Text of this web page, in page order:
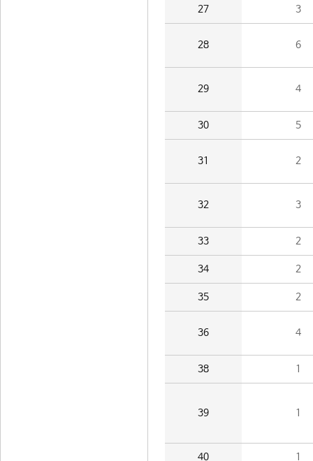
27 3
28 6
29 4
30 5
31 2
32 3
33 2
34 2
35 2
36 4
38 1
39 1
40 1